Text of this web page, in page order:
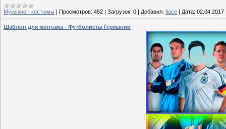
Мужские - костюмы | Просмотров: 452 | Загрузок: 0 | Добавил: fiace | Дата: 02.04.2017
Шаблон для монтажа - Футболисты Германии